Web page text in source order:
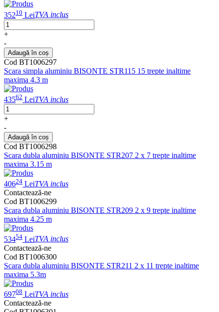
35210 LeiTVA inclus
+
-
Adaugă în coș
Cod BT1006297
Scara simpla aluminiu BISONTE STR115 15 trepte inaltime
maxima 4.3 m
43562 LeiTVA inclus
+
-
Adaugă în coș
Cod BT1006298
Scara dubla aluminiu BISONTE STR207 2 x 7 trepte inaltime
maxima 3.15 m
40624 LeiTVA inclus
Contactează-ne
Cod BT1006299
Scara dubla aluminiu BISONTE STR209 2 x 9 trepte inaltime
maxima 4.25 m
53454 LeiTVA inclus
Contactează-ne
Cod BT1006300
Scara dubla aluminiu BISONTE STR211 2 x 11 trepte inaltime
maxima 5.3m
69708 LeiTVA inclus
Contactează-ne